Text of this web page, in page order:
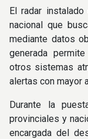
El radar
nacional que
mediante datos
generada
otros sistemas
alertas con mayor
Durante la
provinciales y
encargada del